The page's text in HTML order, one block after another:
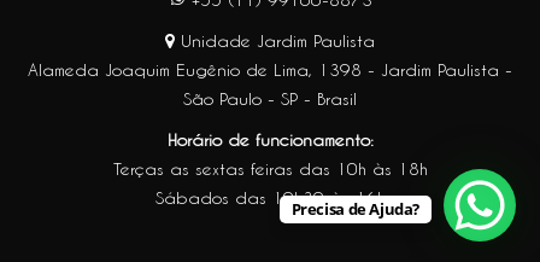
Unidade Jardim Paulista
Alameda Joaquim Eugênio de Lima, 1398 - Jardim Paulista -
São Paulo - SP - Brasil
Horário de funcionamento:
Terças as sextas feiras das 10h às 18h
Sábados das 10h30 às 16h
Precisa de Ajuda?